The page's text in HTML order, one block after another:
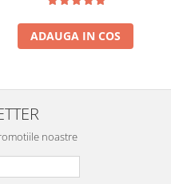
ADAUGA IN COS
noastre